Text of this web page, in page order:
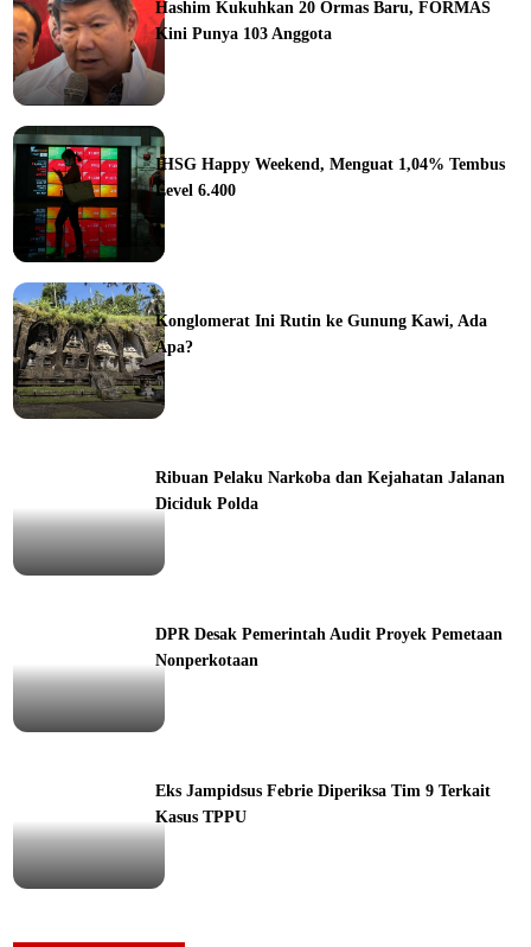
Hashim Kukuhkan 20 Ormas Baru, FORMAS
Kini Punya 103 Anggota
IHSG Happy Weekend, Menguat 1,04% Tembus
Level 6.400
Konglomerat Ini Rutin ke Gunung Kawi, Ada
Apa?
Ribuan Pelaku Narkoba dan Kejahatan Jalanan
Diciduk Polda
DPR Desak Pemerintah Audit Proyek Pemetaan
Nonperkotaan
Eks Jampidsus Febrie Diperiksa Tim 9 Terkait
Kasus TPPU